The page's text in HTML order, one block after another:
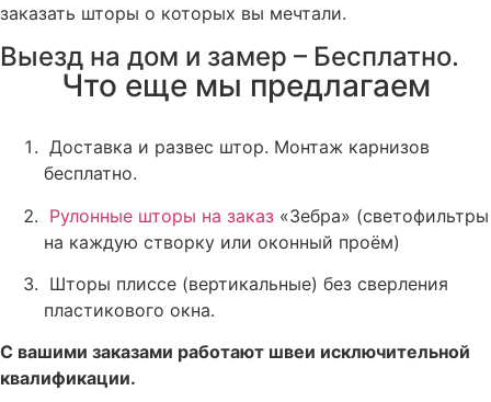
заказать шторы о которых вы мечтали.
Выезд на дом и замер – Бесплатно.
Что еще мы предлагаем
Доставка и развес штор. Монтаж карнизов
бесплатно.
Рулонные шторы на заказ «Зебра» (светофильтры
на каждую створку или оконный проём)
Шторы плиссе (вертикальные) без сверления
пластикового окна.
С вашими заказами работают швеи исключительной
квалификации.